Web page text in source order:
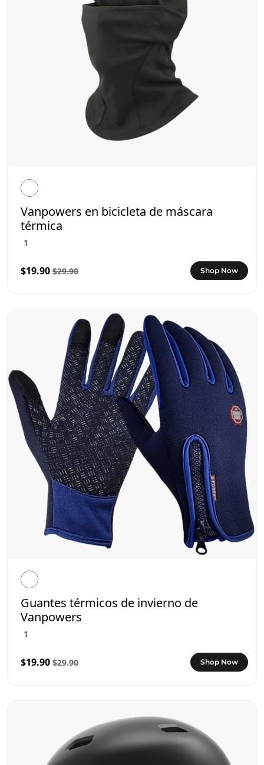
Vanpowers en bicicleta de máscara
térmica
1
$19.90 $29.90 Shop Now
Guantes térmicos de invierno de
Vanpowers
1
$19.90 $29.90 Shop Now